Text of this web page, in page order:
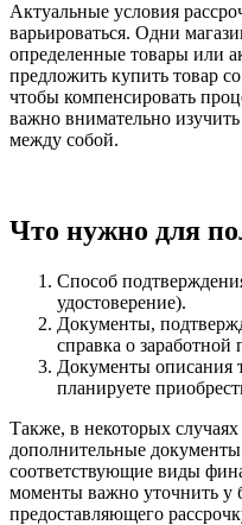
Актуальные условия
варьироваться. Одни
определенные товары или
предложить купить товар
чтобы компенсировать
важно внимательно
между собой.
Что нужно для
Способ
удостоверение).
Документы,
справка о заработной
Документы описания
планируете
Также, в некоторых случаях
дополнительные
соответствующие виды
моменты важно уточнить у
предоставляющего